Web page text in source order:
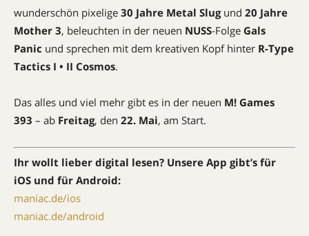
wunderschön pixelige 30 Jahre Metal Slugund 20 Jahre
Mother 3, beleuchten in der neuen NUSS-Folge Gals
Panic und sprechen mit dem kreativen Kopf hinter R-Type
Tactics I • II Cosmos.
Das alles und viel mehr gibt es in der neuen M! Games
393 – ab Freitag, den 22. Mai, am Start.
Ihr wollt lieber digital lesen? Unsere App gibt’s für
iOS und für Android:
maniac.de/ios
maniac.de/android